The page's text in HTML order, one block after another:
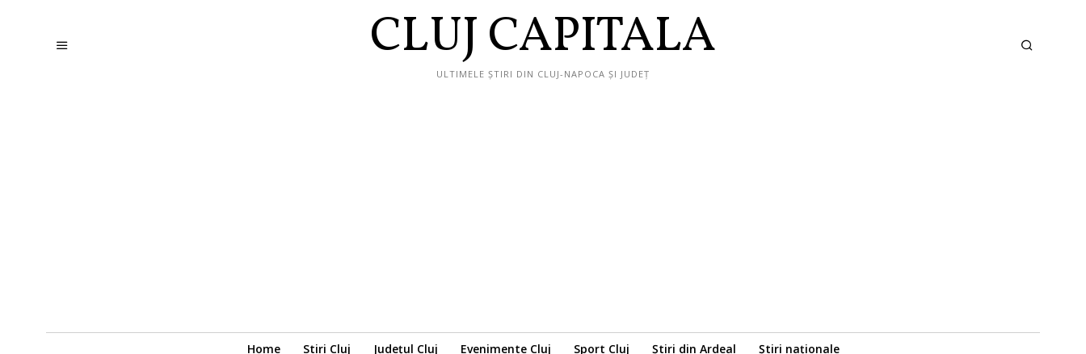
CLUJ CAPITALA
ULTIMELE ȘTIRI DIN CLUJ-NAPOCA ȘI JUDEȚ
Home Stiri Cluj Județul Cluj Evenimente Cluj Sport Cluj Știri din Ardeal Știri naționale